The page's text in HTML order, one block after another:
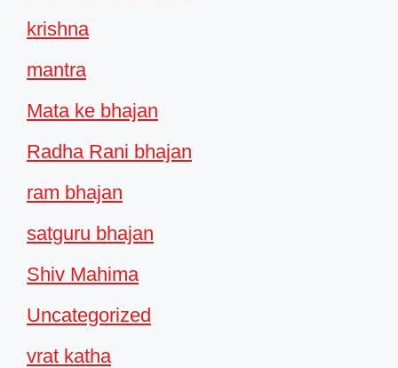
krishna
mantra
Mata ke bhajan
Radha Rani bhajan
ram bhajan
satguru bhajan
Shiv Mahima
Uncategorized
vrat katha